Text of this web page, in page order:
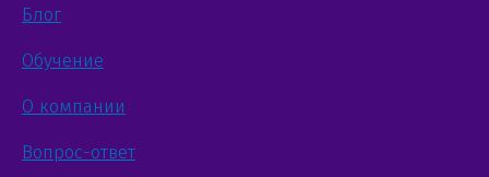
Блог
Обучение
О компании
Вопрос-ответ